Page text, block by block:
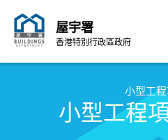
屋宇署
香港特別行政區政府
小型工
小型工程